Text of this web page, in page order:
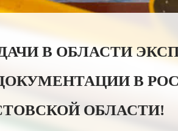
В ОБЛАСТИ
В
ОБЛАСТИ!